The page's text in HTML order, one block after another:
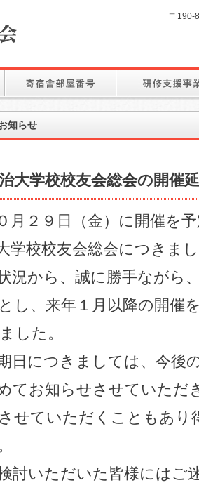
〒190-
知らせ
大学校校友会総会の開催
月２９日（金）に開催を
学校校友会総会につきま
況から、誠に勝手ながら
し、来年１月以降の開催
した。
日につきましては、今後
てお知らせさせていただ
せていただくこともあ
討いただいた皆様にはご